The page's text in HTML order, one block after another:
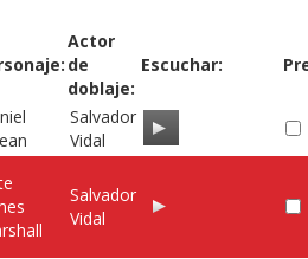
Actor
de
doblaje:
Escuchar:
Salvador
Vidal
Salvador
Vidal